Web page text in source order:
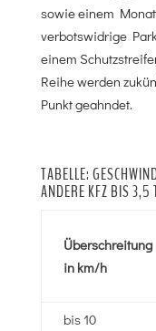
sowie einem
verbotswidrige
einem
Reihe werden
Punkt geahndet.
TABELLE:
ANDERE KFZ BIS 3,5
Überschreitung
in km/h
bis 10